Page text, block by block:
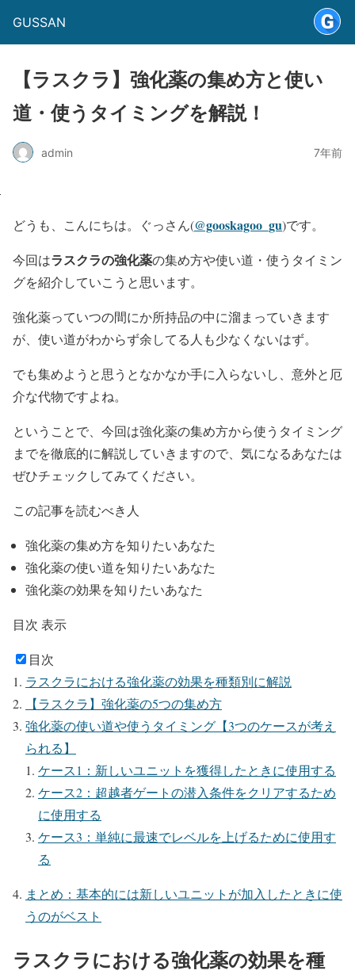
GUSSAN
【ラスクラ】強化薬の集め方と使い
道・使うタイミングを解説！
admin 7年前
どうも、こんにちは。ぐっさん(@gooskagoo_gu)です。
今回はラスクラの強化薬の集め方や使い道・使うタイミン
グを紹介していこうと思います。
強化薬っていつの間にか所持品の中に溜まっていきます
が、使い道がわからず余してる人も少なくないはず。
でも集めようと思うとなかなか手に入らないし、意外と厄
介な代物ですよね。
ということで、今回は強化薬の集め方から使うタイミング
までを徹底的に解説していきますので、気になるあなたは
ぜひチェックしてみてください。
この記事を読むべき人
強化薬の集め方を知りたいあなた
強化薬の使い道を知りたいあなた
強化薬の効果を知りたいあなた
目次 表示
目次
ラスクラにおける強化薬の効果を種類別に解説
【ラスクラ】強化薬の5つの集め方
強化薬の使い道や使うタイミング【3つのケースが考え
られる】
ケース1：新しいユニットを獲得したときに使用する
ケース2：超越者ゲートの潜入条件をクリアするため
に使用する
ケース3：単純に最速でレベルを上げるために使用す
る
まとめ：基本的には新しいユニットが加入したときに使
うのがベスト
ラスクラにおける強化薬の効果を種